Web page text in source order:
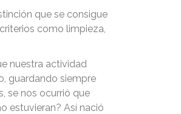
que se consigue
como limpieza,
nuestra actividad
guardando siempre
se nos ocurrió que
estuvieran? Así nació